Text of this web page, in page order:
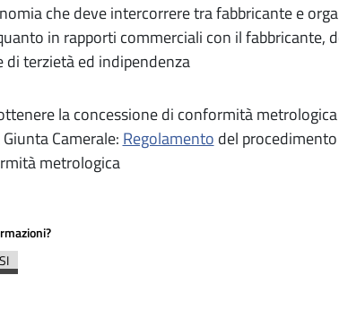
che deve intercorrere tra fabbricante e
in rapporti commerciali con il fabbricante,
di terzietà ed indipendenza
la concessione di conformità
Camerale: Regolamento del
metrologica